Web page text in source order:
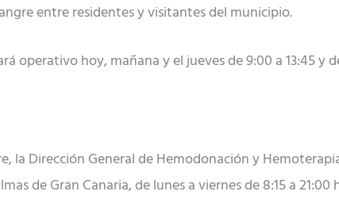
entre residentes y visitantes del municipio.
hoy, mañana y el jueves de 9:00 a 13:45 y
la Dirección General de Hemodonación y
de Gran Canaria, de lunes a viernes de 8:15 a